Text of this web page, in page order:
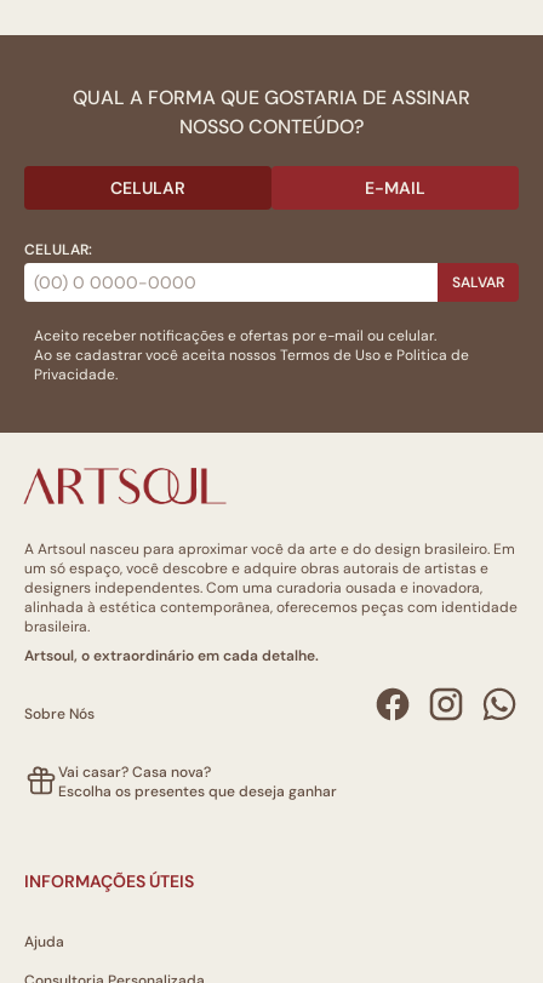
QUAL A FORMA QUE GOSTARIA DE ASSINAR
NOSSO CONTEÚDO?
CELULAR E-MAIL
CELULAR:
SALVAR
Aceito receber notificações e ofertas por e-mail ou celular.
Ao se cadastrar você aceita nossosTermos de Usoe Politica de
Privacidade.
A Artsoul nasceu para aproximar você da arte e do design brasileiro. Em
um só espaço, você descobre e adquire obras autorais de artistas e
designers independentes. Com uma curadoria ousada e inovadora,
alinhada à estética contemporânea, oferecemos peças com identidade
brasileira.
Artsoul, o extraordinário em cada detalhe.
Sobre Nós
Vai casar? Casa nova?
Escolha os presentes que deseja ganhar
INFORMAÇÕES ÚTEIS
Ajuda